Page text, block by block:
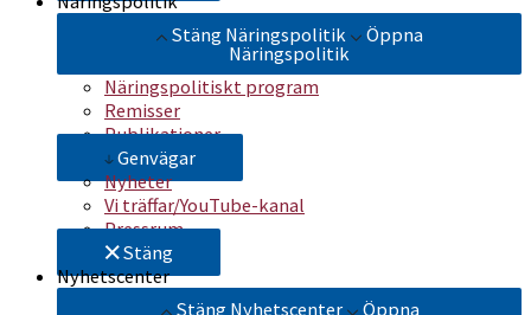
Stäng Näringspolitik
Öppna
Näringspolitik
Näringspolitiskt program
Remisser
Publikationer
Genvägar
Nyheter
Vi träffar/YouTube-kanal
Pressrum
Stäng
Nyhetscenter
Stäng Nyhetscenter
Öppna